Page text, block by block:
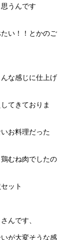
うんです
い！！とかのご
な感じに仕上げ
てきておりま
お料理だった
むね肉でしたの
んです、
が大変そうな感